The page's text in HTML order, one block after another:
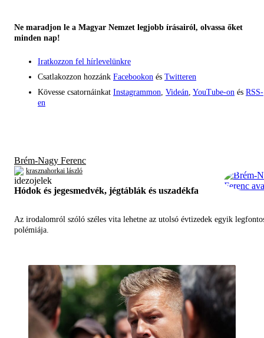
Ne maradjon le a Magyar Nemzet legjobb írásairól, olvassa őket
minden nap!
Iratkozzon fel hírlevelünkre
Csatlakozzon hozzánk Facebookon és Twitteren
Kövesse csatornáinkat Instagrammon Videán YouTube-on és RSS-
en
Brém-Nagy Ferenc
krasznahorkai lászló
Hódok és jegesmedvék, jégtáblák és uszadékfa
Az irodalomról szóló széles vita lehetne az utolsó évtizedek egyik
polémiája.